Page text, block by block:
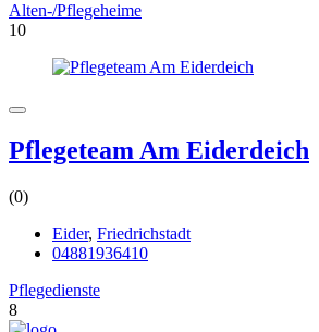
Alten-/Pflegeheime
10
Pflegeteam Am Eiderdeich
(0)
Eider, Friedrichstadt
04881936410
Pflegedienste
8